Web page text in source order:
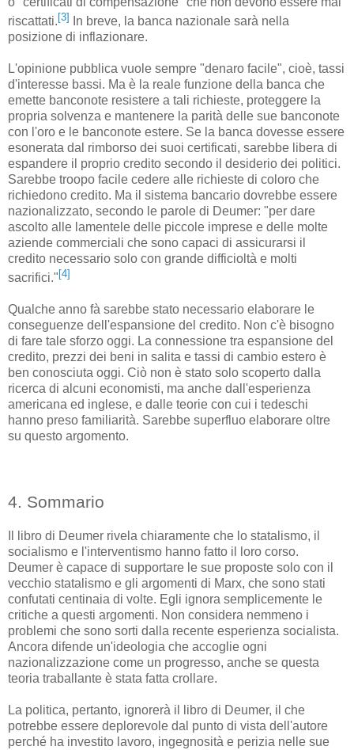
riscattati.[3]
In breve, la banca nazionale sarà nella
posizione di inflazionare.
L'opinione pubblica vuole sempre "denaro facile", cioè, tassi
d'interesse bassi. Ma è la reale funzione della banca che
emette banconote resistere a tali richieste, proteggere la
propria solvenza e mantenere la parità delle sue banconote
con l'oro e le banconote estere. Se la banca dovesse essere
esonerata dal rimborso dei suoi certificati, sarebbe libera di
espandere il proprio credito secondo il desiderio dei politici.
Sarebbe troopo facile cedere alle richieste di coloro che
richiedono credito. Ma il sistema bancario dovrebbe essere
nazionalizzato, secondo le parole di Deumer: "per dare
ascolto alle lamentele delle piccole imprese e delle molte
aziende commerciali che sono capaci di assicurarsi il
credito necessario solo con grande difficioltà e molti
sacrifici." [4]
Qualche anno fà sarebbe stato necessario elaborare le
conseguenze dell'espansione del credito. Non c'è bisogno
di fare tale sforzo oggi. La connessione tra espansione del
credito, prezzi dei beni in salita e tassi di cambio estero è
ben conosciuta oggi. Ciò non è stato solo scoperto dalla
ricerca di alcuni economisti, ma anche dall'esperienza
americana ed inglese, e dalle teorie con cui i tedeschi
hanno preso familiarità. Sarebbe superfluo elaborare oltre
su questo argomento.
4. Sommario
Il libro di Deumer rivela chiaramente che lo statalismo, il
socialismo e l'interventismo hanno fatto il loro corso.
Deumer è capace di supportare le sue proposte solo con il
vecchio statalismo e gli argomenti di Marx, che sono stati
confutati centinaia di volte. Egli ignora semplicemente le
critiche a questi argomenti. Non considera nemmeno i
problemi che sono sorti dalla recente esperienza socialista.
Ancora difende un'ideologia che accoglie ogni
nazionalizzazione come un progresso, anche se questa
teoria traballante è stata fatta crollare.
La politica, pertanto, ignorerà il libro di Deumer, il che
potrebbe essere deplorevole dal punto di vista dell'autore
perché ha investito lavoro, ingegnosità e perizia nelle sue